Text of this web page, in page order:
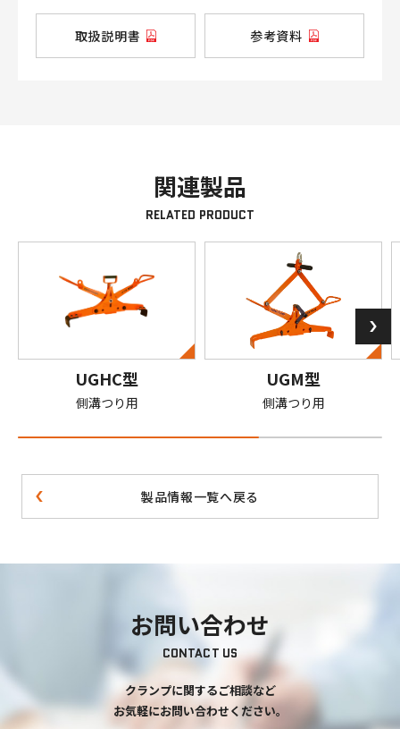
取扱説明書 参考資料
関連製品
RELATED PRODUCT
UGHC型
側溝つり用
UGM型
側溝つり用
製品情報一覧へ戻る
お問い合わせ
CONTACT US
クランプに関するご相談など
お気軽にお問い合わせください。